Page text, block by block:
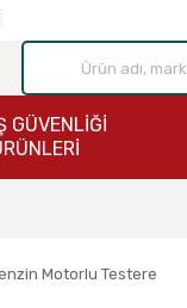
GÜVENLİĞİ
Motorlu Testere